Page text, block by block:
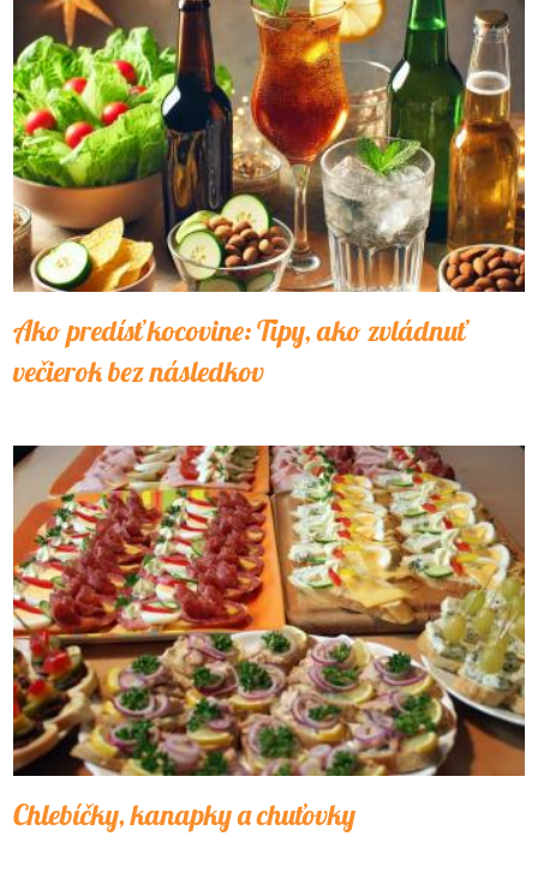
Ako predísť kocovine: Tipy, ako zvládnuť
večierok bez následkov
Chlebíčky, kanapky a chuťovky